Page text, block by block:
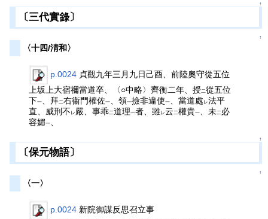
↑
〔三代實錄〕
↑
〈十四/淸和〉
p.0024 貞觀九年三月九日己酉、前陸奧守從五位
上坂上大宿禰當道卒、〈○中略〉齊衡二年、授二從五位
下一 、拜二右衞門權佐一 、領一撿非違使一 、當道處 レ法平
直、威刑不 レ 嚴、事乖二道理一者、雖レ云 二權貴一 、未二 必
容媚一
↑
〔保元物語〕
↑
〈一〉
p.0024 新院御謀反思召立事